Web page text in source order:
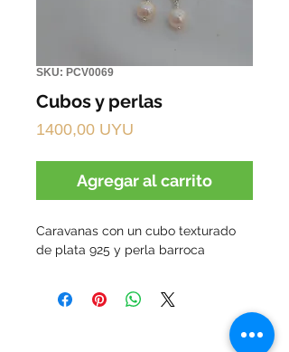
SKU: PCV0069
Cubos y perlas
1400,00 UYU
Agregar al carrito
Caravanas con un cubo texturado
de plata 925 y perla barroca